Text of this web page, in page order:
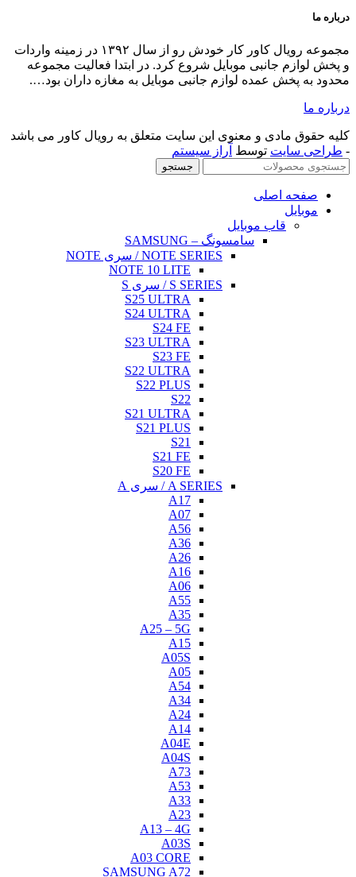
درباره ما
مجموعه رویال کاور کار خودش رو از سال ۱۳۹۲ در زمینه واردات
و پخش لوازم جانبی موبایل شروع کرد. در ابتدا فعالیت مجموعه
محدود به پخش عمده لوازم جانبی موبایل به مغازه داران بود….
درباره ما
کلیه حقوق مادی و معنوی این سایت متعلق به رویال کاور می باشد
- طراحی سایت توسط آراز سیستم
جستجو
صفحه اصلی
موبایل
قاب موبایل
سامسونگ – SAMSUNG
NOTE SERIES / سری NOTE
NOTE 10 LITE
S SERIES / سری S
S25 ULTRA
S24 ULTRA
S24 FE
S23 ULTRA
S23 FE
S22 ULTRA
S22 PLUS
S22
S21 ULTRA
S21 PLUS
S21
S21 FE
S20 FE
A SERIES / سری A
A17
A07
A56
A36
A26
A16
A06
A55
A35
A25 – 5G
A15
A05S
A05
A54
A34
A24
A14
A04E
A04S
A73
A53
A33
A23
A13 – 4G
A03S
A03 CORE
SAMSUNG A72